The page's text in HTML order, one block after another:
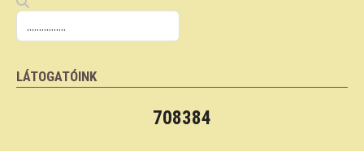
LÁTOGATÓINK
708384